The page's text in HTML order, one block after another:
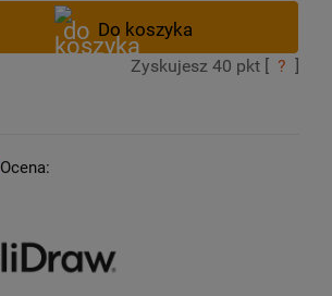
Zyskujesz 40 pkt [ ? ]
Ocena: